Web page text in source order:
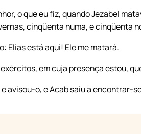
o que eu fiz, quando Jezabel
cinqüenta numa, e cinqüenta
Elias está aqui! Ele me matará.
em cuja presença estou,
avisou-o, e Acab saiu a encontrar-